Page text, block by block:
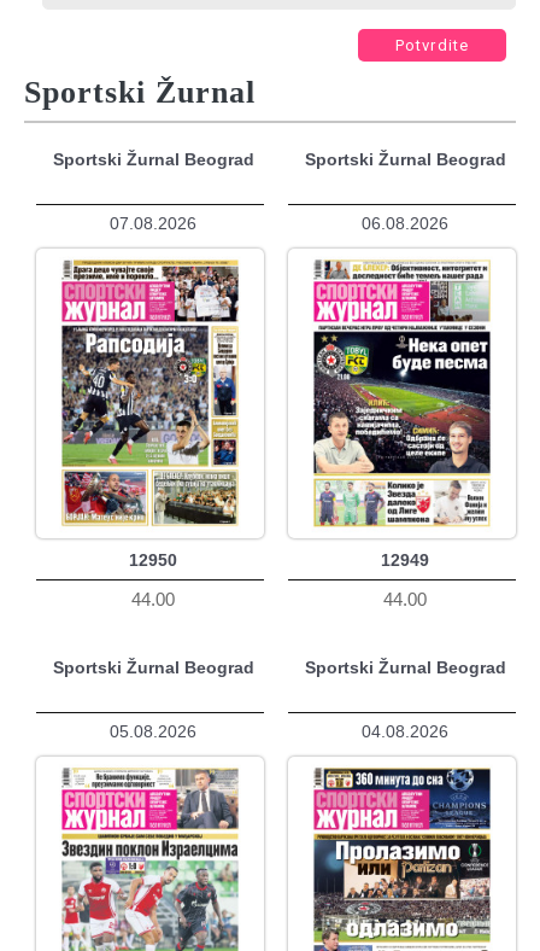
Potvrdite
Sportski Žurnal
Sportski Žurnal Beograd
07.08.2026
12950
44.00
Sportski Žurnal Beograd
06.08.2026
12949
44.00
Sportski Žurnal Beograd
05.08.2026
Sportski Žurnal Beograd
04.08.2026